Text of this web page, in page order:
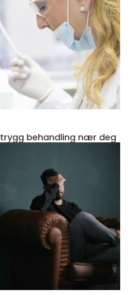
Tannlege osterøy trygg behandling nær deg